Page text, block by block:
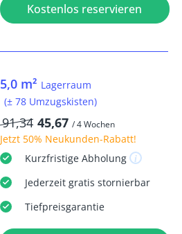
Kostenlos reservieren
5,0 m² Lagerraum
(± 78 Umzugskisten)
91,34 45,67 / 4 Wochen
Jetzt 50% Neukunden-Rabatt!
KurzfristigeAbholung
Jederzeit gratis stornierbar
Tiefpreisgarantie